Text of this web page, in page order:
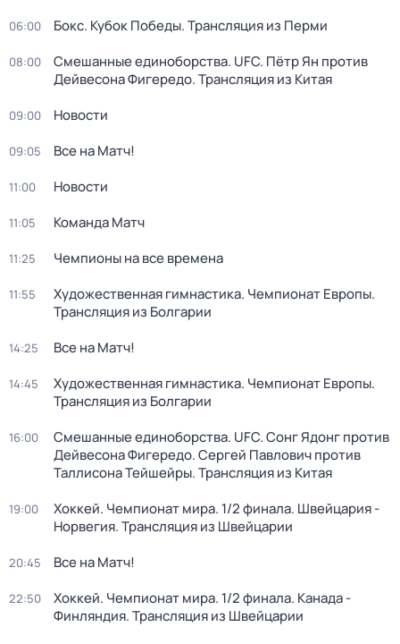
06:00 Бокс. Кубок Победы. Трансляция из Перми
08:00
Смешанные единоборства. UFC. Пётр Ян против
Дейвесона Фигередо. Трансляция из Китая
09:00 Новости
09:05 Все на Матч!
11:00 Новости
11:05 Команда Матч
11:25 Чемпионы на все времена
11:55
Художественная гимнастика. Чемпионат Европы.
Трансляция из Болгарии
14:25 Все на Матч!
14:45
Художественная гимнастика. Чемпионат Европы.
Трансляция из Болгарии
16:00
Смешанные единоборства. UFC. Сонг Ядонг против
Дейвесона Фигередо. Сергей Павлович против
Таллисона Тейшейры. Трансляция из Китая
19:00
Хоккей. Чемпионат мира. 1/2 финала. Швейцария -
Норвегия. Трансляция из Швейцарии
20:45 Все на Матч!
22:50
Хоккей. Чемпионат мира. 1/2 финала. Канада -
Финляндия. Трансляция из Швейцарии